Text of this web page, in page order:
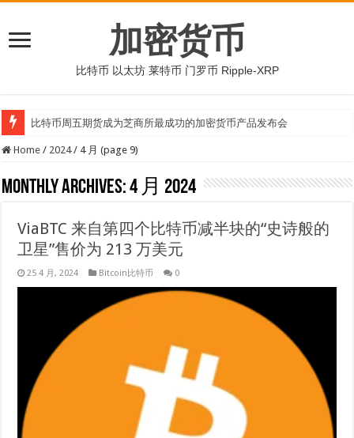
加密货币
比特币 以太坊 莱特币 门罗币 Ripple-XRP
比特币周五期货成为芝商所最成功的加密货币产品发布会
Home / 2024 / 4 月 (page 9)
Monthly Archives:4 月 2024
ViaBTC 来自第四个比特币减半块的“史诗般的
卫星”售价为 213 万美元
25 4 月, 2024 Bitcoin比特币 0